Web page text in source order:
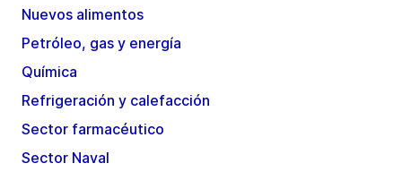
Nuevos alimentos
Petróleo, gas y energía
Química
Refrigeración y calefacción
Sector farmacéutico
Sector Naval